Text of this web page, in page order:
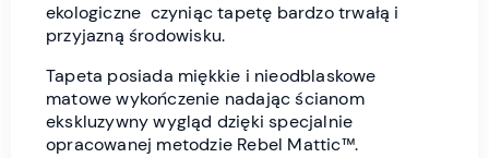
ekologiczne czyniąc tapetę bardzo trwałą i
przyjazną środowisku.
Tapeta posiada miękkie i nieodblaskowe
matowe wykończenie nadając ścianom
ekskluzywny wygląd dzięki specjalnie
opracowanej metodzie Rebel Mattic™.